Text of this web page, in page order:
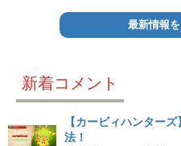
最新情報
新着コメント
【カービィハンター
法！